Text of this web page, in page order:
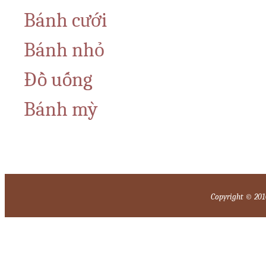
Bánh cưới
Bánh nhỏ
Đồ uống
Bánh mỳ
Copyright ©